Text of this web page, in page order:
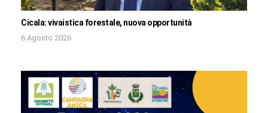
Cicala: vivaistica forestale, nuova opportunità
6 Agosto 2026